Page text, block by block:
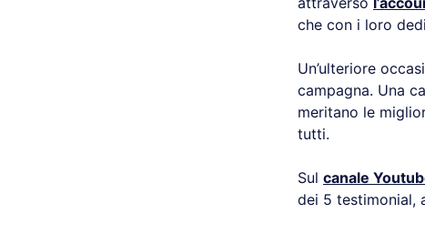
che con i loro
Un’ulteriore
campagna. Una
meritano le
tutti.
Sul canale
dei 5 testimonial,